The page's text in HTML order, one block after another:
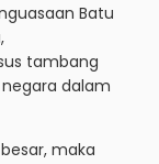
Batu
tambang
dalam
maka